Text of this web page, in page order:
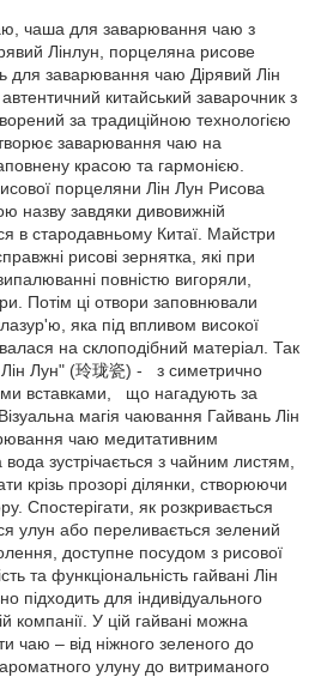
чаша для заварювання чаю з
Лінлун, порцеляна рисове
для заварювання чаю Дірявий Лін
китайський заварочник з
за традиційною технологією
заварювання чаю на
красою та гармонією.
порцеляни Лін Лун Рисова
назву завдяки дивовижній
в стародавньому Китаї. Майстри
рисові зернятка, які при
повністю вигоряли,
Потім ці отвори заповнювали
яка під впливом високої
на склоподібний матеріал. Так
Лун" (玲珑瓷) - з симетрично
вставками, що нагадують за
магія чаювання Гайвань Лін
чаю медитативним
зустрічається з чайним листям,
крізь прозорі ділянки, створюючи
Спостерігати, як розкривається
улун або переливається зелений
доступне посудом з рисової
та функціональність гайвані Лін
підходить для індивідуального
компанії. У цій гайвані можна
чаю – від ніжного зеленого до
улуну до витриманого